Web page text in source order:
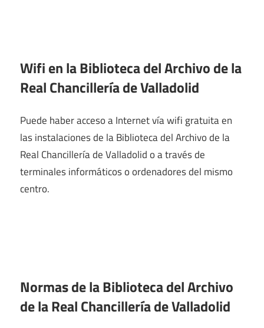
Wifi en laBiblioteca del Archivo de la
Real Chancillería de Valladolid
Puede haber acceso a Internet vía wifi gratuita en
las instalaciones de la Biblioteca del Archivo de la
Real Chancillería de Valladolid o a través de
terminales informáticos o ordenadores del mismo
centro.
Normas de la Biblioteca del Archivo
de la Real Chancillería de Valladolid